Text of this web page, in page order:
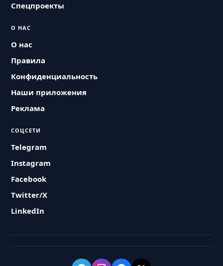
Спецпроекты
О НАС
О нас
Правила
Конфиденциальность
Наши приложения
Реклама
СОЦСЕТИ
Telegram
Instagram
Facebook
Twitter/X
LinkedIn